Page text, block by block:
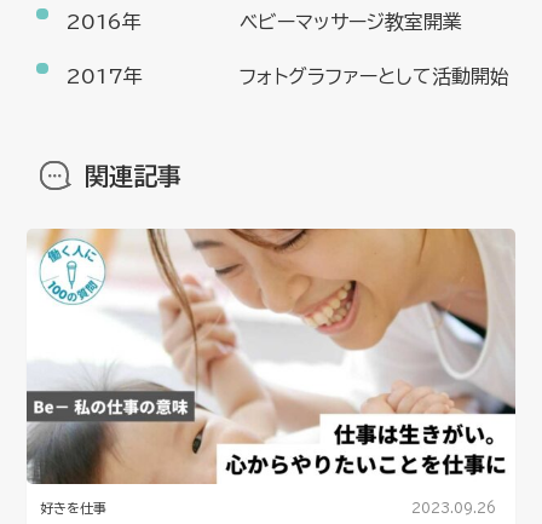
2016年 ベビーマッサージ教室開業
2017年 フォトグラファーとして活動開始
関連記事
好きを仕事 2023.09.26